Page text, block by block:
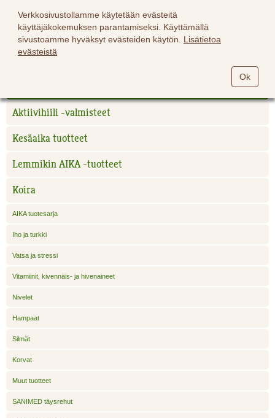
Verkkosivustollamme käytetään evästeitä
käyttäjäkokemuksen parantamiseksi. Käyttämällä
sivustoamme hyväksyt evästeiden käytön. Lisätietoa
evästeistä
Ok
Aktiivihiili -valmisteet
Kesäaika tuotteet
Lemmikin AIKA -tuotteet
Koira
AIKA tuotesarja
Iho ja turkki
Vatsa ja stressi
Vitamiinit, kivennäis- ja hivenaineet
Nivelet
Hampaat
Silmät
Korvat
Muut tuotteet
SANIMED täysrehut